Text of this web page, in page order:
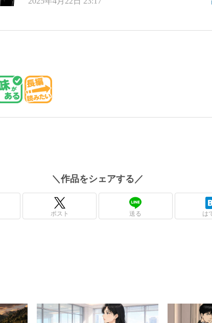
＼ 作品をシェアする／
ポスト 送る は